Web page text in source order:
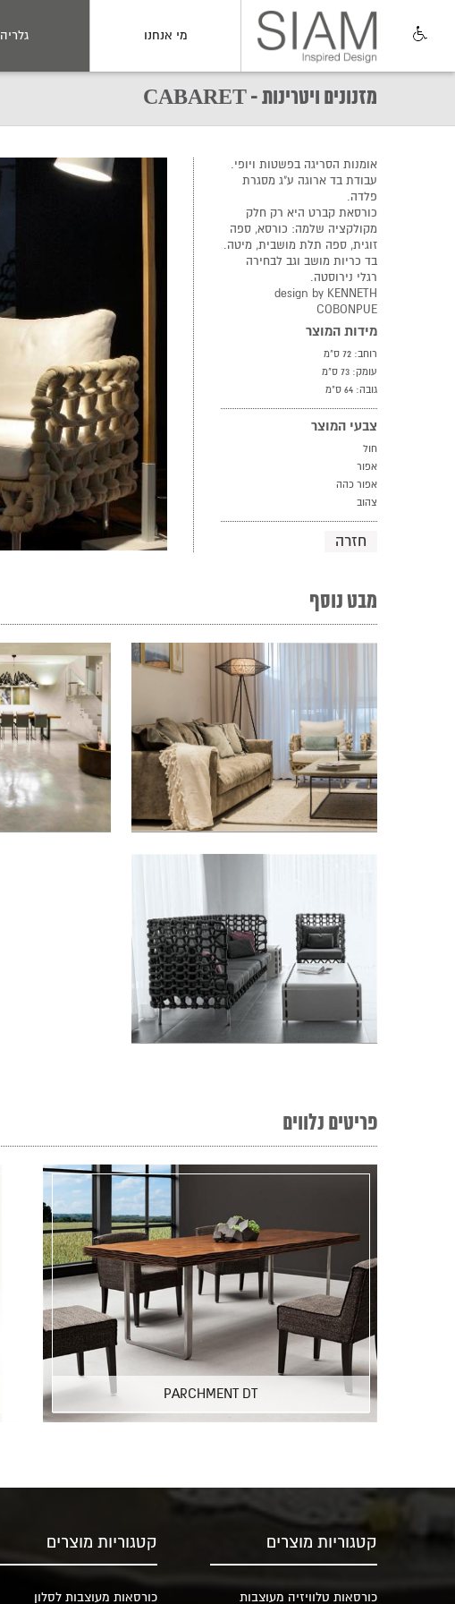
מי אנחנו גלריה
מזנונים ויטרינות - CABARET
אומנות הסריגה בפשטות ויופי.
עבודת בד ארוגה ע"ג מסגרת
פלדה.
כורסאת קברט היא רק חלק
מקולקציה שלמה: כורסא, ספה
זוגית, ספה תלת מושבית, מיטה.
בד כריות מושב וגב לבחירה
רגלי נירוסטה.
design by KENNETH
COBONPUE
מידות המוצר
רוחב: 72 ס"מ
עומק: 73 ס"מ
גובה: 64 ס"מ
צבעי המוצר
חול
אפור
אפור כהה
צהוב
חזרה
מבט נוסף
פריטים נלווים
PARCHMENT DT
קטגוריות מוצרים
כורסאות טלוויזיה מעוצבות
קטגוריות מוצרים
כורסאות מעוצבות לסלון